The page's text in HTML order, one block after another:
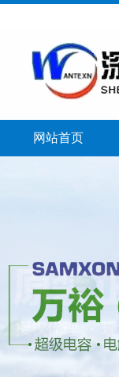
网站首页